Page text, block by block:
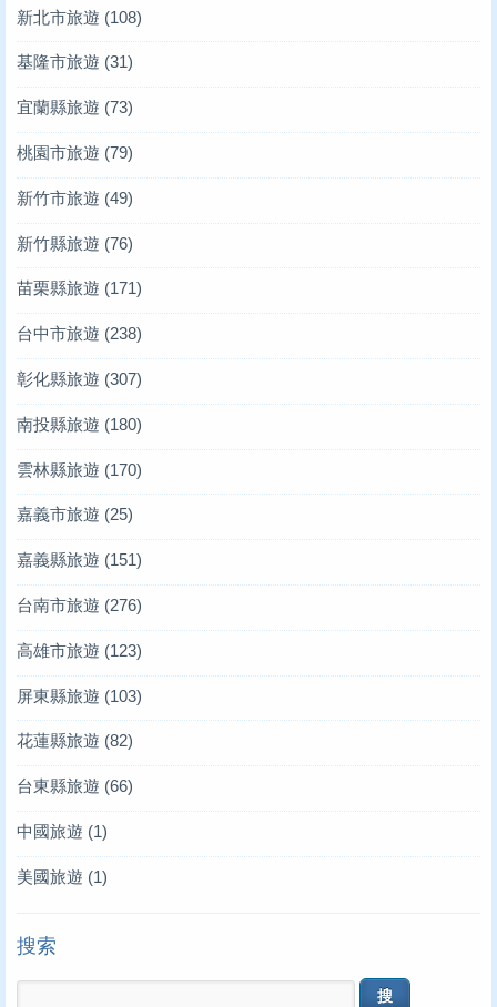
新北市旅遊 (108)
基隆市旅遊 (31)
宜蘭縣旅遊 (73)
桃園市旅遊 (79)
新竹市旅遊 (49)
新竹縣旅遊 (76)
苗栗縣旅遊 (171)
台中市旅遊 (238)
彰化縣旅遊 (307)
南投縣旅遊 (180)
雲林縣旅遊 (170)
嘉義市旅遊 (25)
嘉義縣旅遊 (151)
台南市旅遊 (276)
高雄市旅遊 (123)
屏東縣旅遊 (103)
花蓮縣旅遊 (82)
台東縣旅遊 (66)
中國旅遊 (1)
美國旅遊 (1)
搜索